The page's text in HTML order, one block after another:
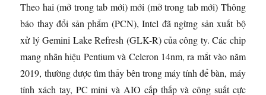
Theo hai(mở trong tab mới)mới (mở trong tab mới) Thông
báo thay đổi sản phẩm (PCN), Intel đã ngừng sản xuất bộ
xử lý Gemini Lake Refresh (GLK-R) của công ty. Các chip
mang nhãn hiệu Pentium và Celeron 14nm, ra mắt vào năm
2019, thường được tìm thấy bên trong máy tính để bàn, máy
tính xách tay, PC mini và AIO cấp thấp và công suất cực